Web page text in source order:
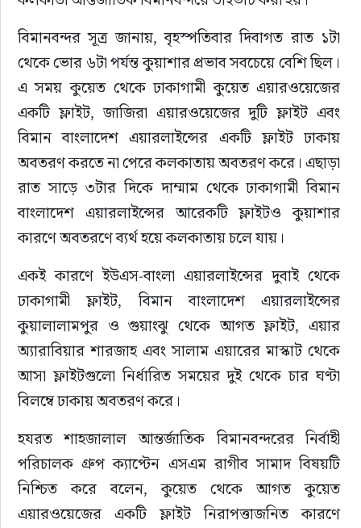
বিমানবন্দর সূত্র জানায়, বৃহস্পতিবার দিবাগত রাত ১টা
থেকে ভোর ৬টা পর্যন্ত কুয়াশার প্রভাব সবচেয়ে বেশি ছিল।
এ সময় কুয়েত থেকে ঢাকাগামী কুয়েত এয়ারওয়েজের
একটি ফ্লাইট, জাজিরা এয়ারওয়েজের দুটি ফ্লাইট এবং
বিমান বাংলাদেশ এয়ারলাইন্সের একটি ফ্লাইট ঢাকায়
অবতরণ করতে না পেরে কলকাতায় অবতরণ করে। এছাড়া
রাত সাড়ে ৩টার দিকে দাম্মাম থেকে ঢাকাগামী বিমান
বাংলাদেশ এয়ারলাইন্সের আরেকটি ফ্লাইটও কুয়াশার
কারণে অবতরণে ব্যর্থ হয়ে কলকাতায় চলে যায়।
একই কারণে ইউএস-বাংলা এয়ারলাইন্সের দুবাই থেকে
ঢাকাগামী ফ্লাইট, বিমান বাংলাদেশ এয়ারলাইন্সের
কুয়ালালামপুর ও গুয়াংঝু থেকে আগত ফ্লাইট, এয়ার
অ্যারাবিয়ার শারজাহ এবং সালাম এয়ারের মাস্কাট থেকে
আসা ফ্লাইটগুলো নির্ধারিত সময়ের দুই থেকে চার ঘণ্টা
বিলম্বে ঢাকায় অবতরণ করে।
হযরত শাহজালাল আন্তর্জাতিক বিমানবন্দরের নির্বাহী
পরিচালক গ্রুপ ক্যাপ্টেন এসএম রাগীব সামাদ বিষয়টি
নিশ্চিত করে বলেন, কুয়েত থেকে আগত কুয়েত
এয়ারওয়েজের একটি ফ্লাইট নিরাপত্তাজনিত কারণে